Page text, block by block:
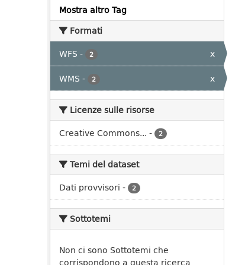
Mostra altro Tag
Formati
WFS - 2
x
WMS - 2 x
Licenze sulle risorse
Creative Commons... - 2
Temi del dataset
Dati provvisori - 2
Sottotemi
Non ci sono Sottotemi che
corrispondono a questa ricerca